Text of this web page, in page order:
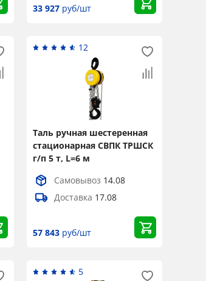
33 927руб/шт
12
Таль ручная шестеренная
стационарная СВПК ТРШСК
г/п 5 т, L=6 м
Самовывоз 14.08
Доставка 17.08
57 843руб/шт
5